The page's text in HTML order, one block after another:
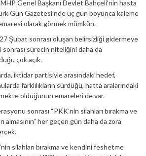
Genel Başkanı Devlet Bahçeli’nin hasta
Gün Gazetesi’nde üç gün boyunca kaleme
emaresi olarak görmek mümkün.
27 Şubat sonrası oluşan belirsizliği gidermeye
sürecin niteliğini daha da
çok açık.
iktidar partisiyle arasındaki hedef,
farklılıkların sürdüğü, hatta aralarındaki
olduğunun emareleri de var.
sonrası “PKK’nin silahları bırakma ve
almasının” her geçen gün daha da zora
silahları bırakma ve kendini feshetme